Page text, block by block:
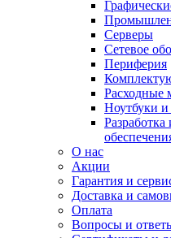
Серверы
Сетевое
Периферия
Расходные
Ноутбуки
О нас
Акции
Гарантия и
Доставка и
Оплата
Вопросы и